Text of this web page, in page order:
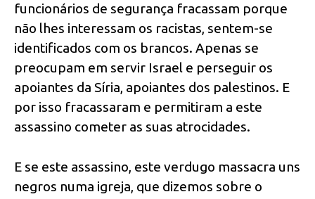
funcionários de segurança fracassam porque
não lhes interessam os racistas, sentem-se
identificados com os brancos. Apenas se
preocupam em servir Israel e perseguir os
apoiantes da Síria, apoiantes dos palestinos. E
por isso fracassaram e permitiram a este
assassino cometer as suas atrocidades.
E se este assassino, este verdugo massacra uns
negros numa igreja, que dizemos sobre o